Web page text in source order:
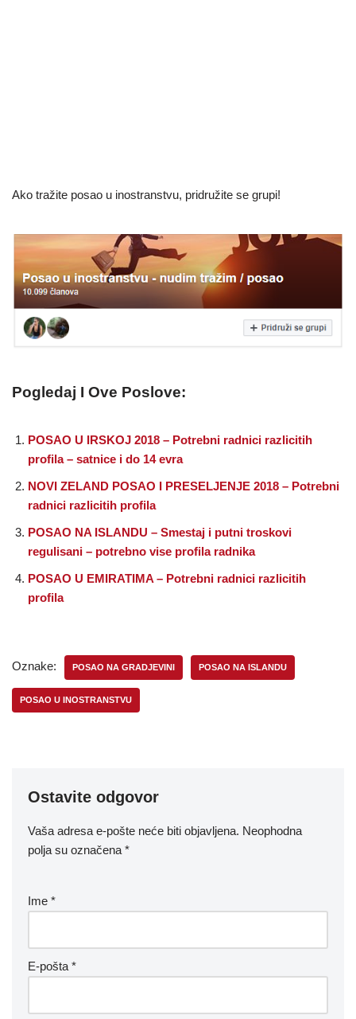
Ako tražite posao u inostranstvu, pridružite se grupi!
Pogledaj I Ove Poslove:
POSAO U IRSKOJ 2018 – Potrebni radnici razlicitih
profila – satnice i do 14 evra
NOVI ZELAND POSAO I PRESELJENJE 2018 – Potrebni
radnici razlicitih profila
POSAO NA ISLANDU – Smestaj i putni troskovi
regulisani – potrebno vise profila radnika
POSAO U EMIRATIMA – Potrebni radnici razlicitih
profila
Oznake: POSAO NA GRADJEVINI POSAO NA ISLANDU
POSAO U INOSTRANSTVU
Ostavite odgovor
Vaša adresa e-pošte neće biti objavljena. Neophodna
polja su označena *
Ime *
E-pošta *